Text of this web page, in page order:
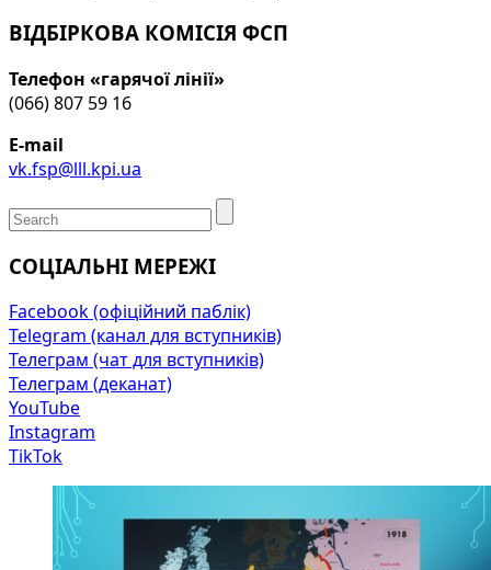
ВІДБІРКОВА КОМІСІЯ ФСП
Телефон «гарячої лінії»
(066) 807 59 16
E-mail
vk.fsp@lll.kpi.ua
СОЦІАЛЬНІ МЕРЕЖІ
Facebook (офіційний паблік)
Telegram (канал для вступників)
Телеграм (чат для вступників)
Телеграм (деканат)
YouTube
Instagram
TikTok